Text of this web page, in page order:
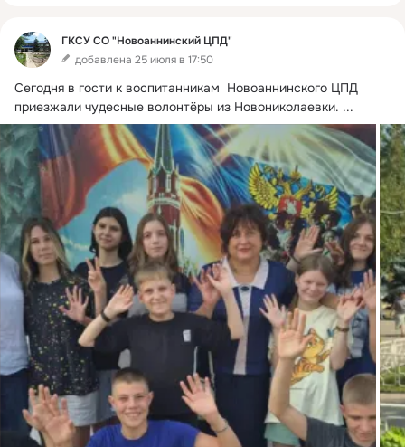
ГКСУ СО "Новоаннинский ЦПД"
добавлена 25 июля в 17:50
Сегодня в гости к воспитанникам  Новоаннинского ЦПД
приезжали чудесные волонтёры из Новониколаевки. ...